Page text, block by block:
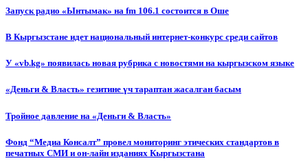
Запуск радио «Ынтымак» на fm 106.1 состоится в Оше
В Кыргызстане идет национальный интернет-конкурс среди сайтов
У «vb.kg» появилась новая рубрика с новостями на кыргызском языке
«Деньги & Власть» гезитине үч тараптан жасалган басым
Тройное давление на «Деньги & Власть»
Фонд “Медиа Консалт” провел мониторинг этических стандартов в
печатных СМИ и он-лайн изданиях Кыргызстана